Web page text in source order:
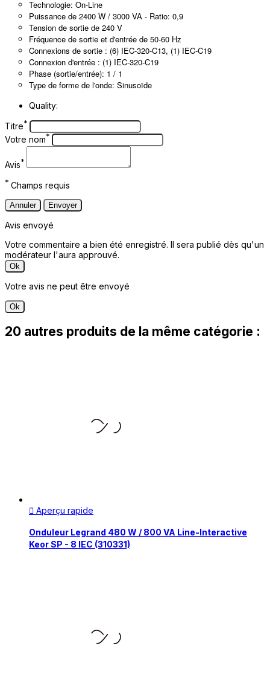
Technologie: On-Line
Puissance de 2400 W / 3000 VA - Ratio: 0,9
Tension de sortie de 240 V
Fréquence de sortie et d'entrée de 50-60 Hz
Connexions de sortie : (6) IEC-320-C13, (1) IEC-C19
Connexion d'entrée : (1) IEC-320-C19
Phase (sortie/entrée): 1 / 1
Type de forme de l'onde: Sinusoïde
Quality:
Titre*
Votre nom*
Avis*
* Champs requis
Annuler Envoyer
Avis envoyé
Votre commentaire a bien été enregistré. Il sera publié dès qu'un
modérateur l'aura approuvé.
Ok
Votre avis ne peut être envoyé
Ok
20 autres produits de la même catégorie :
 Aperçu rapide
Onduleur Legrand 480 W / 800 VA Line-Interactive
Keor SP - 8 IEC (310331)